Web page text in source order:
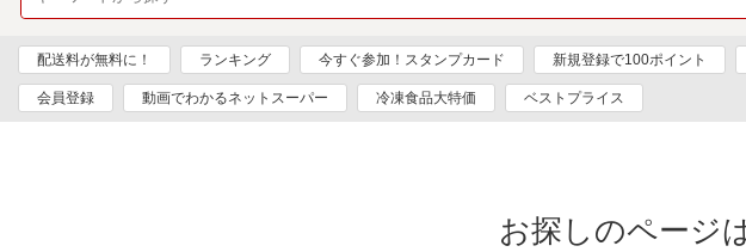
配送料が無料に！ ランキング 今すぐ参加！スタンプカード 新規登録で100ポイント
会員登録 動画でわかるネットスーパー 冷凍食品大特価 ベストプライス
お探しのページ